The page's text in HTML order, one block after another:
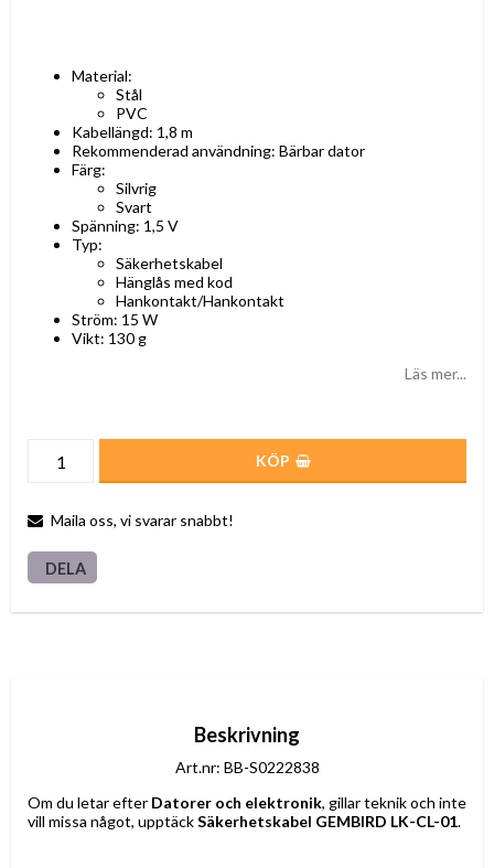
Material:
Stål
PVC
Kabellängd: 1,8 m
Rekommenderad användning: Bärbar dator
Färg:
Silvrig
Svart
Spänning: 1,5 V
Typ:
Säkerhetskabel
Hänglås med kod
Hankontakt/Hankontakt
Ström: 15 W
Vikt: 130 g
Läs mer...
KÖP
Maila oss, vi svarar snabbt!
DELA
Beskrivning
Art.nr: BB-S0222838
Om du letar efter Datorer och elektronik, gillar teknik och inte
vill missa något, upptäck Säkerhetskabel GEMBIRD LK-CL-01.